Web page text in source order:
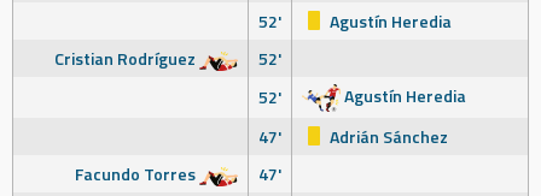
52'
Agustín Heredia
Cristian Rodríguez
52'
52'
Agustín Heredia
47'
Adrián Sánchez
Facundo Torres
47'